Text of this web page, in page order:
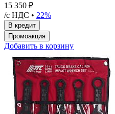
15 350 ₽
/с НДС • 22%
Добавить в корзину